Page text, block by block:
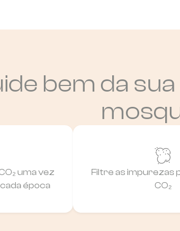
bem da
uma vez
época
Filtre as impurezas
CO₂